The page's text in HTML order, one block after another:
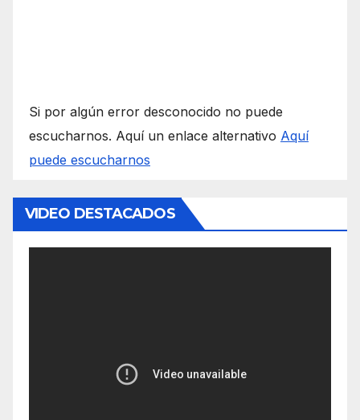
Si por algún error desconocido no puede
escucharnos. Aquí un enlace alternativo Aquí
puede escucharnos
VIDEO DESTACADOS